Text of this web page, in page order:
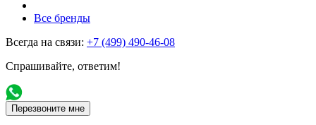
Все бренды
Всегда на связи: +7 (499) 490-46-08
Спрашивайте, ответим!
Перезвоните мне